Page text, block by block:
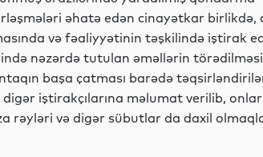
əhatə edən cinayətkar birlikdə,
və fəaliyyətinin təşkilində iştirak
nəzərdə tutulan əməllərin
başa çatması barədə
iştirakçılarına məlumat verilib,
rəyləri və digər sübutlar da daxil